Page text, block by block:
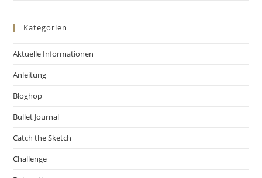
Kategorien
Aktuelle Informationen
Anleitung
Bloghop
Bullet Journal
Catch the Sketch
Challenge